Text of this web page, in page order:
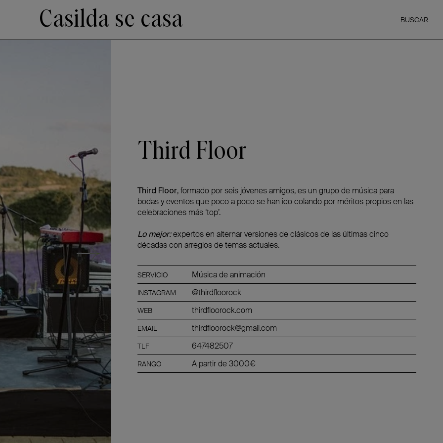
Casilda se casa BUSCAR
Third Floor
Third Floor, formado por seis jóvenes amigos, es un grupo de música para
bodas y eventos que poco a poco se han ido colando por méritos propios en las
celebraciones más ‘top’.
Lo mejor:expertos en alternar versiones de clásicos de las últimas cinco
décadas con arreglos de temas actuales.
SERVICIO Música de animación
INSTAGRAM @thirdfloorock
WEB thirdfloorock.com
EMAIL thirdfloorock@gmail.com
TLF 647482507
RANGO A partir de 3000€